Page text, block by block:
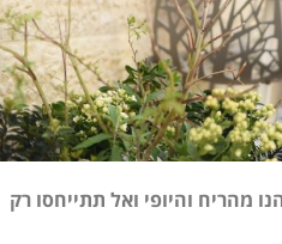
מהריח והיופי ואל תתייחסו רק